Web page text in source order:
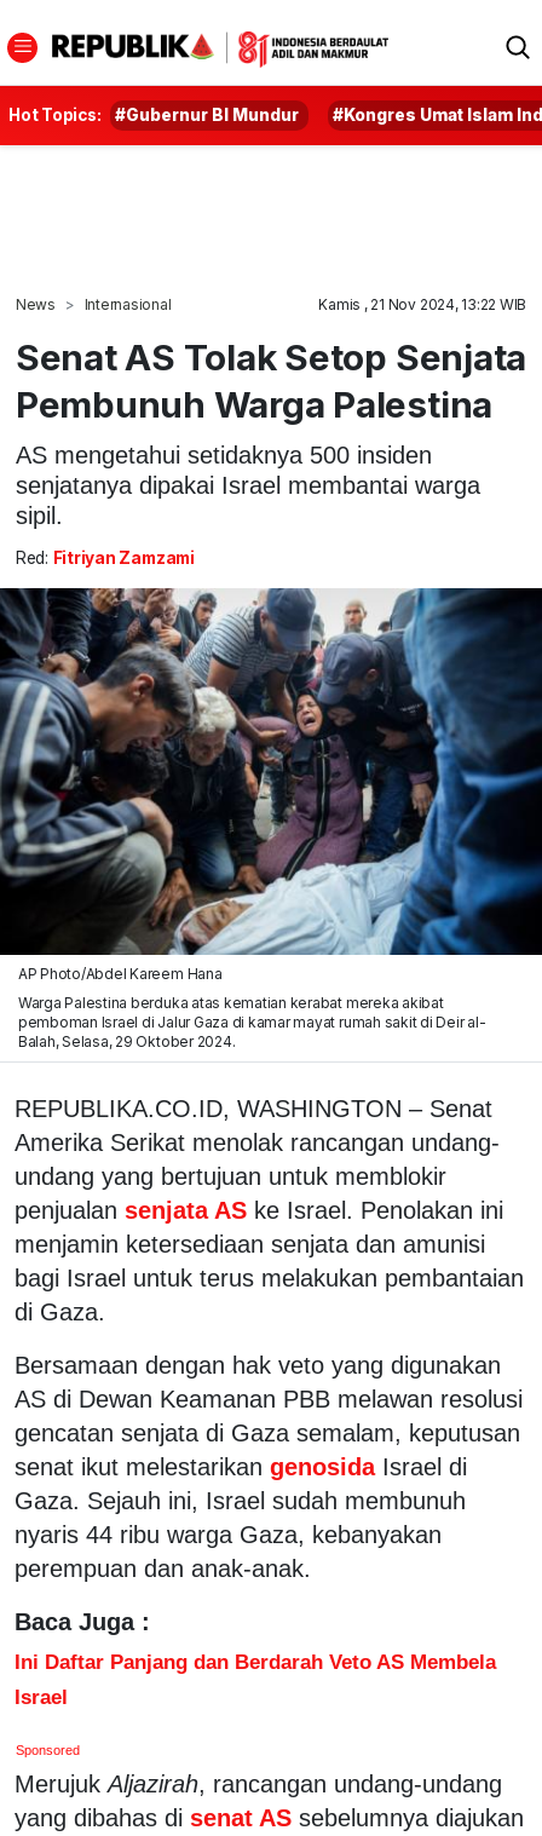
Hot Topics: #Gubernur BI Mundur #Kongres Umat Islam
News Internasional Kamis , 21 Nov 2024, 13:22 WIB
Senat AS Tolak Setop Senjata
Pembunuh Warga Palestina
AS mengetahui setidaknya 500 insiden
senjatanya dipakai Israel membantai warga
sipil.
Red: Fitriyan Zamzami
AP Photo/Abdel Kareem Hana
Warga Palestina berduka atas kematian kerabat mereka akibat
pemboman Israel di Jalur Gaza di kamar mayat rumah sakit di Deir al-
Balah, Selasa, 29 Oktober 2024.
REPUBLIKA.CO.ID, WASHINGTON – Senat
Amerika Serikat menolak rancangan undang-
undang yang bertujuan untuk memblokir
penjualan senjata AS ke Israel. Penolakan ini
menjamin ketersediaan senjata dan amunisi
bagi Israel untuk terus melakukan pembantaian
di Gaza.
Bersamaan dengan hak veto yang digunakan
AS di Dewan Keamanan PBB melawan resolusi
gencatan senjata di Gaza semalam, keputusan
senat ikut melestarikan genosida Israel di
Gaza. Sejauh ini, Israel sudah membunuh
nyaris 44 ribu warga Gaza, kebanyakan
perempuan dan anak-anak.
Baca Juga :
Ini Daftar Panjang dan Berdarah Veto AS Membela
Israel
Sponsored
MerujukAljazirah, rancangan undang-undang
yang dibahas di senat AS sebelumnya diajukan